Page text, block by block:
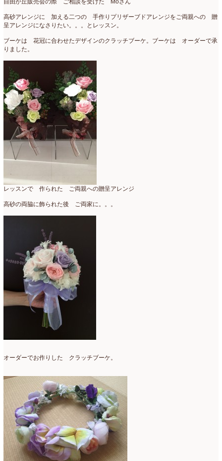
自由が丘販売会の際 ご相談を受けた Moさん
高砂アレンジに 加える二つの 手作りプリザーブドアレンジをご両親への 贈
呈アレンジになさりたい。。。とレッスン。
ブーケは 花冠に合わせたデザインのクラッチブーケ。ブーケは オーダーで承
りました。
レッスンで 作られた ご両親への贈呈アレンジ
高砂の両脇に飾られた後 ご両家に。。。
オーダーでお作りした クラッチブーケ。